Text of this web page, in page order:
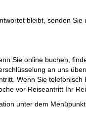
bleibt, senden
Sie online buchen,
an uns
Wenn Sie
vor Reiseantritt Ihr
unter dem Menüpunkt